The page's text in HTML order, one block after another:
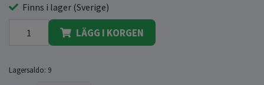
Finns i lager (Sverige)
LÄGG I KORGEN
Lagersaldo: 9